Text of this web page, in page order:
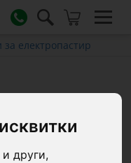
други,
за електропастир
система,